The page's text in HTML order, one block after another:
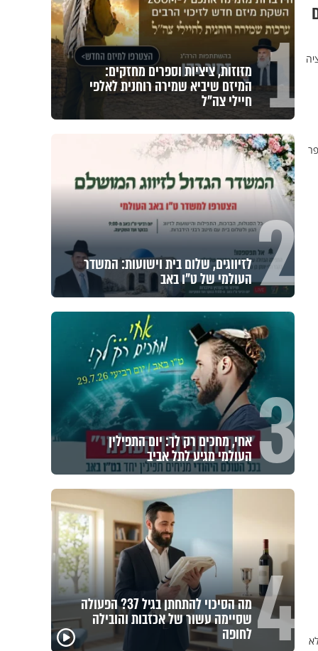
1 מזוזות, ציציות וספרים מחזקים:
המיזם שיביא שמירה רוחנית לאלפי
חיילי צה"ל
2 לזיווגים, שלום בית וישועות: המשדר
העולמי של ט"ו באב
3 אחי, מחכים רק לך: יום התפילין
העולמי מגיע לתל אביב
4 מה הסיכוי להתחתן בגיל 37? הפעולה
שסיימה עשור של אכזבות והובילה
לחופה